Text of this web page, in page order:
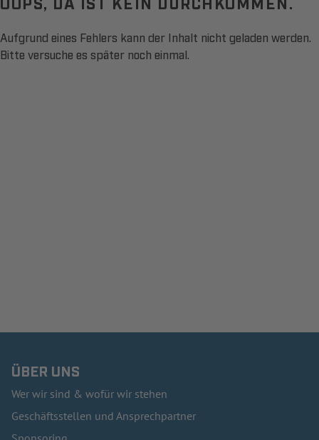
Aufgrund eines Fehlers kann der Inhalt nicht geladen werden.
Bitte versuche es später noch einmal.
ÜBER UNS
Wer wir sind & wofür wir stehen
Geschäftsstellen und Ansprechpartner